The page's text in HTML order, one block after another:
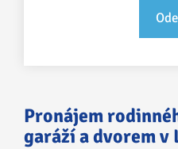
Pronájem
garáží a dvorem v